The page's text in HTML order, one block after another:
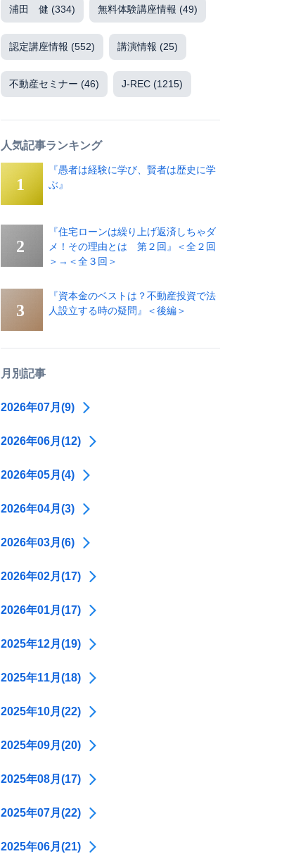
浦田 健 (334) 無料体験講座情報 (49)
認定講座情報 (552) 講演情報 (25)
不動産セミナー (46) J-REC (1215)
人気記事ランキング
『愚者は経験に学び、賢者は歴史に学
ぶ』
『住宅ローンは繰り上げ返済しちゃダ
メ！その理由とは 第２回』＜全２回
＞→＜全３回＞
『資本金のベストは？不動産投資で法
人設立する時の疑問』＜後編＞
月別記事
2026年07月(9)
2026年06月(12)
2026年05月(4)
2026年04月(3)
2026年03月(6)
2026年02月(17)
2026年01月(17)
2025年12月(19)
2025年11月(18)
2025年10月(22)
2025年09月(20)
2025年08月(17)
2025年07月(22)
2025年06月(21)